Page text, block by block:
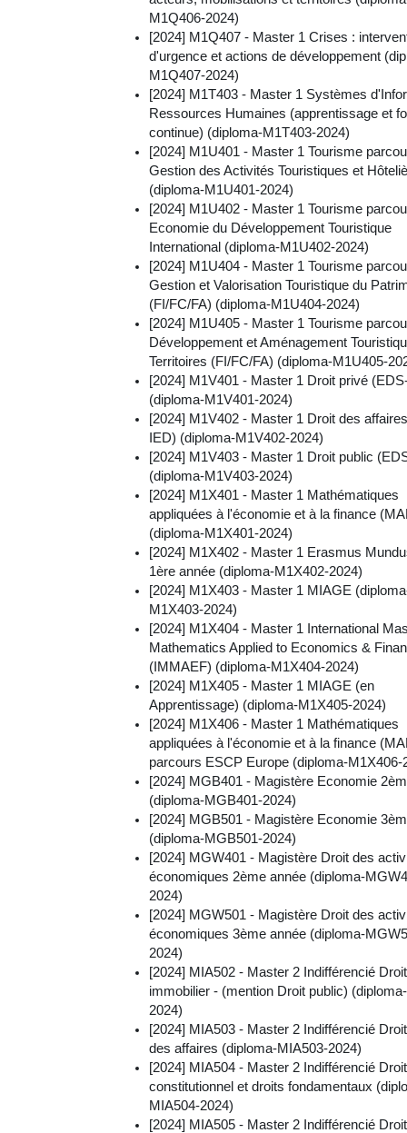
M1Q406-2024)
[2024] M1Q407 - Master 1 Crises :
d'urgence et actions de développement
M1Q407-2024)
[2024] M1T403 - Master 1 Systèmes
Ressources Humaines (apprentissage et
continue) (diploma-M1T403-2024)
[2024] M1U401 - Master 1 Tourisme
Gestion des Activités Touristiques et
(diploma-M1U401-2024)
[2024] M1U402 - Master 1 Tourisme
Economie du Développement Touristique
International (diploma-M1U402-2024)
[2024] M1U404 - Master 1 Tourisme
Gestion et Valorisation Touristique du
(FI/FC/FA) (diploma-M1U404-2024)
[2024] M1U405 - Master 1 Tourisme
Développement et Aménagement
Territoires (FI/FC/FA) (diploma-M1U405-
[2024] M1V401 - Master 1 Droit privé
(diploma-M1V401-2024)
[2024] M1V402 - Master 1 Droit des
IED) (diploma-M1V402-2024)
[2024] M1V403 - Master 1 Droit public
(diploma-M1V403-2024)
[2024] M1X401 - Master 1 Mathématiques
appliquées à l'économie et à la finance
(diploma-M1X401-2024)
[2024] M1X402 - Master 1 Erasmus
1ère année (diploma-M1X402-2024)
[2024] M1X403 - Master 1 MIAGE
M1X403-2024)
[2024] M1X404 - Master 1 International
Mathematics Applied to Economics &
(IMMAEF) (diploma-M1X404-2024)
[2024] M1X405 - Master 1 MIAGE (en
Apprentissage) (diploma-M1X405-2024)
[2024] M1X406 - Master 1 Mathématiques
appliquées à l'économie et à la finance
parcours ESCP Europe (diploma-M1X406-
[2024] MGB401 - Magistère Economie
(diploma-MGB401-2024)
[2024] MGB501 - Magistère Economie
(diploma-MGB501-2024)
[2024] MGW401 - Magistère Droit des
économiques 2ème année (diploma-
2024)
[2024] MGW501 - Magistère Droit des
économiques 3ème année (diploma-
2024)
[2024] MIA502 - Master 2 Indifférencié Droit
immobilier - (mention Droit public)
2024)
[2024] MIA503 - Master 2 Indifférencié
des affaires (diploma-MIA503-2024)
[2024] MIA504 - Master 2 Indifférencié Droit
constitutionnel et droits fondamentaux
MIA504-2024)
[2024] MIA505 - Master 2 Indifférencié